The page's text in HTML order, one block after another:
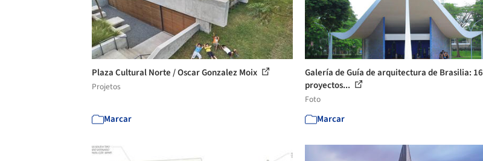
Plaza Cultural Norte / Oscar Gonzalez Moix
Projetos
Marcar
Galería de Guía de arquitectura de Brasilia: 16
proyectos...
Foto
Marcar